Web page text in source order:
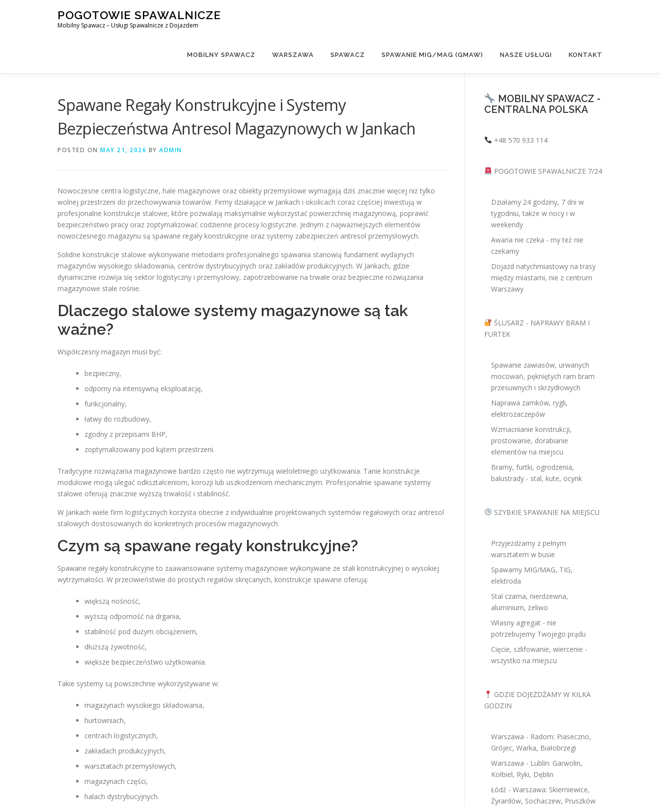
POGOTOWIE SPAWALNICZE
Mobilny Spawacz – Usługi Spawalnicze z Dojazdem
MOBILNY SPAWACZ WARSZAWA SPAWACZ SPAWANIE MIG/MAG (GMAW) NASZE USŁUGI KONTAKT
Spawane Regały Konstrukcyjne i Systemy
Bezpieczeństwa Antresol Magazynowych w Jankach
POSTED ON MAY 21, 2026 BY ADMIN
Nowoczesne centra logistyczne, hale magazynowe oraz obiekty przemysłowe wymagają dziś znacznie więcej niż tylko
wolnej przestrzeni do przechowywania towarów. Firmy działające w Jankach i okolicach coraz częściej inwestują w
profesjonalne konstrukcje stalowe, które pozwalają maksymalnie wykorzystać powierzchnię magazynową, poprawić
bezpieczeństwo pracy oraz zoptymalizować codzienne procesy logistyczne. Jednym z najważniejszych elementów
nowoczesnego magazynu są spawane regały konstrukcyjne oraz systemy zabezpieczeń antresol przemysłowych.
Solidne konstrukcje stalowe wykonywane metodami profesjonalnego spawania stanowią fundament wydajnych
magazynów wysokiego składowania, centrów dystrybucyjnych oraz zakładów produkcyjnych. W Jankach, gdzie
dynamicznie rozwija się sektor logistyczny i przemysłowy, zapotrzebowanie na trwałe oraz bezpieczne rozwiązania
magazynowe stale rośnie.
Dlaczego stalowe systemy magazynowe są tak
ważne?
Współczesny magazyn musi być:
bezpieczny,
odporny na intensywną eksploatację,
funkcjonalny,
łatwy do rozbudowy,
zgodny z przepisami BHP,
zoptymalizowany pod kątem przestrzeni.
Tradycyjne rozwiązania magazynowe bardzo często nie wytrzymują wieloletniego użytkowania. Tanie konstrukcje
modułowe mogą ulegać odkształceniom, korozji lub uszkodzeniom mechanicznym. Profesjonalnie spawane systemy
stalowe oferują znacznie wyższą trwałość i stabilność.
W Jankach wiele firm logistycznych korzysta obecnie z indywidualnie projektowanych systemów regałowych oraz antresol
stalowych dostosowanych do konkretnych procesów magazynowych.
Czym są spawane regały konstrukcyjne?
Spawane regały konstrukcyjne to zaawansowane systemy magazynowe wykonywane ze stali konstrukcyjnej o wysokiej
wytrzymałości. W przeciwieństwie do prostych regałów skręcanych, konstrukcje spawane oferują:
większą nośność,
wyższą odporność na drgania,
stabilność pod dużym obciążeniem,
dłuższą żywotność,
większe bezpieczeństwo użytkowania.
Takie systemy są powszechnie wykorzystywane w:
magazynach wysokiego składowania,
hurtowniach,
centrach logistycznych,
zakładach produkcyjnych,
warsztatach przemysłowych,
magazynach części,
halach dystrybucyjnych.
MOBILNY SPAWACZ -
CENTRALNA POLSKA
+48 570 933 114
POGOTOWIE SPAWALNICZE 7/24
Działamy 24 godziny, 7 dni w
tygodniu, także w nocy i w
weekendy
Awaria nie czeka - my też nie
czekamy
Dojazd natychmiastowy na trasy
między miastami, nie z centrum
Warszawy
ŚLUSARZ - NAPRAWY BRAM I
FURTEK
Spawanie zawiasów, urwanych
mocowań, pękniętych ram bram
przesuwnych i skrzydłowych
Naprawa zamków, rygli,
elektrozaczepów
Wzmacnianie konstrukcji,
prostowanie, dorabianie
elementów na miejscu
Bramy, furtki, ogrodzenia,
balustrady - stal, kute, ocynk
SZYBKIE SPAWANIE NA MIEJSCU
Przyjeżdżamy z pełnym
warsztatem w busie
Spawamy MIG/MAG, TIG,
elektroda
Stal czarna, nierdzewna,
aluminium, żeliwo
Własny agregat - nie
potrzebujemy Twojego prądu
Cięcie, szlifowanie, wiercenie -
wszystko na miejscu
GDZIE DOJEŻDŻAMY W KILKA
GODZIN
Warszawa - Radom: Piaseczno,
Grójec, Warka, Białobrzegi
Warszawa - Lublin: Garwolin,
Kołbiel, Ryki, Dęblin
Łódź - Warszawa: Skierniewice,
Żyrardów, Sochaczew, Pruszków